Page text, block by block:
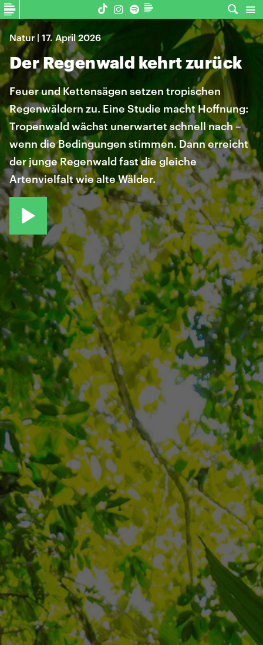
Natur | 17. April 2026
Der Regenwald kehrt zurück
Feuer und Kettensägen setzen tropischen
Regenwäldern zu. Eine Studie macht Hoffnung:
Tropenwald wächst unerwartet schnell nach –
wenn die Bedingungen stimmen. Dann erreicht
der junge Regenwald fast die gleiche
Artenvielfalt wie alte Wälder.